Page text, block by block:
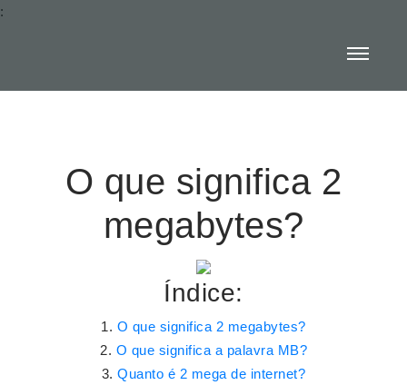
:
O que significa 2
megabytes?
Índice:
O que significa 2 megabytes?
O que significa a palavra MB?
Quanto é 2 mega de internet?